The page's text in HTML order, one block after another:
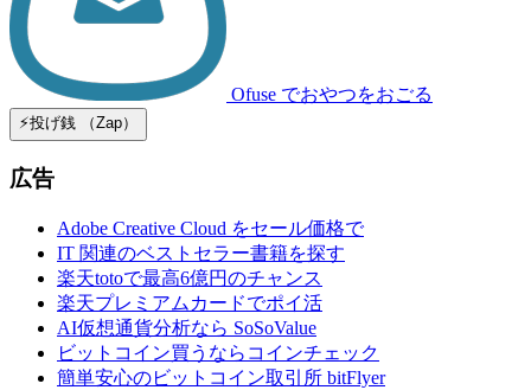
Ofuse でおやつをおごる
⚡️投げ銭 （Zap）
広告
Adobe Creative Cloud をセール価格で
IT 関連のベストセラー書籍を探す
楽天totoで最高6億円のチャンス
楽天プレミアムカードでポイ活
AI仮想通貨分析なら SoSoValue
ビットコイン買うならコインチェック
簡単安心のビットコイン取引所 bitFlyer